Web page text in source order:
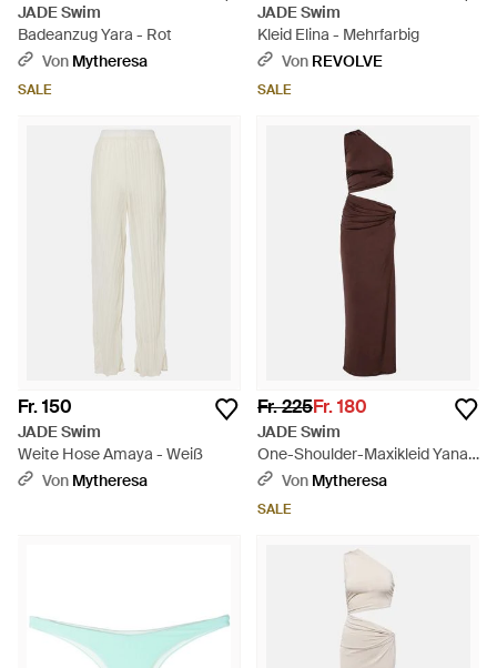
JADE Swim
Badeanzug Yara - Rot
Von Mytheresa
SALE
JADE Swim
Kleid Elina - Mehrfarbig
Von REVOLVE
SALE
Fr. 150
JADE Swim
Weite Hose Amaya - Weiß
Von Mytheresa
Fr. 225Fr. 180
JADE Swim
One-Shoulder-Maxikleid Yana -
Lila Von Mytheresa
SALE